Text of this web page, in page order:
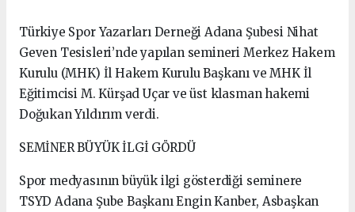
Türkiye Spor Yazarları Derneği Adana Şubesi Nihat
Geven Tesisleri’nde yapılan semineri Merkez Hakem
Kurulu (MHK) İl Hakem Kurulu Başkanı ve MHK İl
Eğitimcisi M. Kürşad Uçar ve üst klasman hakemi
Doğukan Yıldırım verdi.
SEMİNER BÜYÜK İLGİ GÖRDÜ
Spor medyasının büyük ilgi gösterdiği seminere
TSYD Adana Şube Başkanı Engin Kanber, Asbaşkan